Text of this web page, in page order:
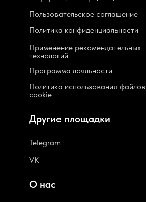
Пользовательское соглашение
Политика конфиденциальности
Программа лояльности
Политика использования файлов
cookie
Применение рекомендательных
технологий
Telegram
VK
О нас
Другие площадки